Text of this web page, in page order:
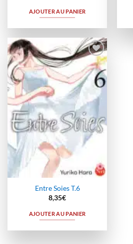
AJOUTER AU PANIER
Ajouter
à la
wishlist
Entre Soies T.6
8,35€
AJOUTER AU PANIER